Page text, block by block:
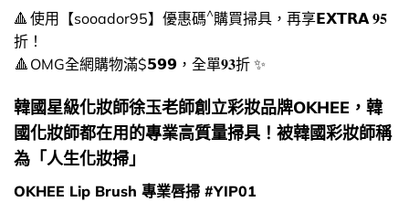
🔺 使用【sooador95】優惠碼^購買掃具，再享𝗘𝗫𝗧𝗥𝗔 𝟗𝟓
折！
🔺 OMG全網購物滿$𝟱𝟵𝟵，全單𝟗𝟑折 ✨
韓國星級化妝師徐玉老師創立彩妝品牌OKHEE，韓
國化妝師都在用的專業高質量掃具！被韓國彩妝師稱
為「人生化妝掃」
OKHEE Lip Brush 專業唇掃 #YIP01